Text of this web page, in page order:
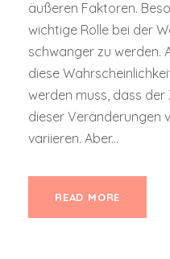
äußeren Faktoren.
wichtige Rolle bei der
schwanger zu werden.
diese
werden muss, dass
dieser Veränderungen
variieren. Aber...
READ MORE